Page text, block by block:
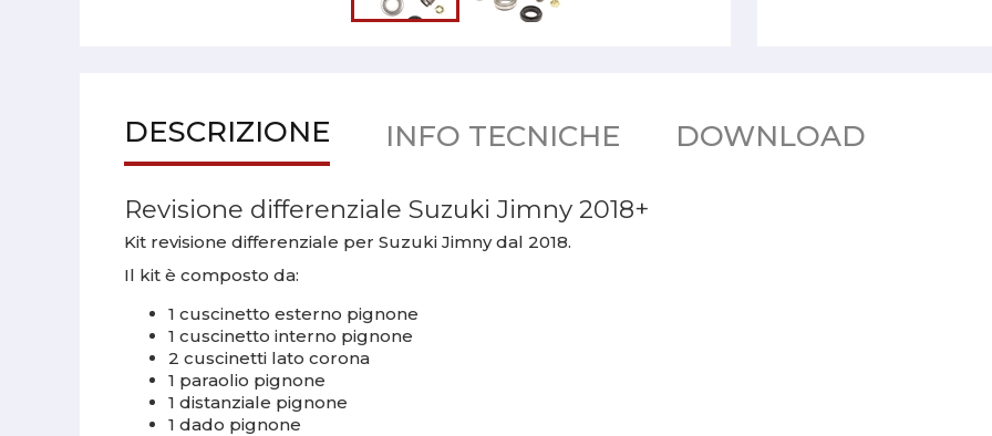
DESCRIZIONE INFO TECNICHE DOWNLOAD
Revisione differenziale Suzuki Jimny 2018+
Kit revisione differenziale per Suzuki Jimny dal 2018.
Il kit è composto da:
1 cuscinetto esterno pignone
1 cuscinetto interno pignone
2 cuscinetti lato corona
1 paraolio pignone
1 distanziale pignone
1 dado pignone